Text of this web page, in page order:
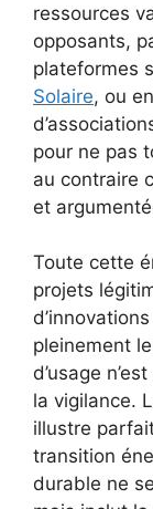
ressources
opposants,
plateformes
Solaire, ou
pour ne pas
au contraire
et
Toute cette
projets
pleinement
d’usage
la vigilance.
illustre
transition
durable ne